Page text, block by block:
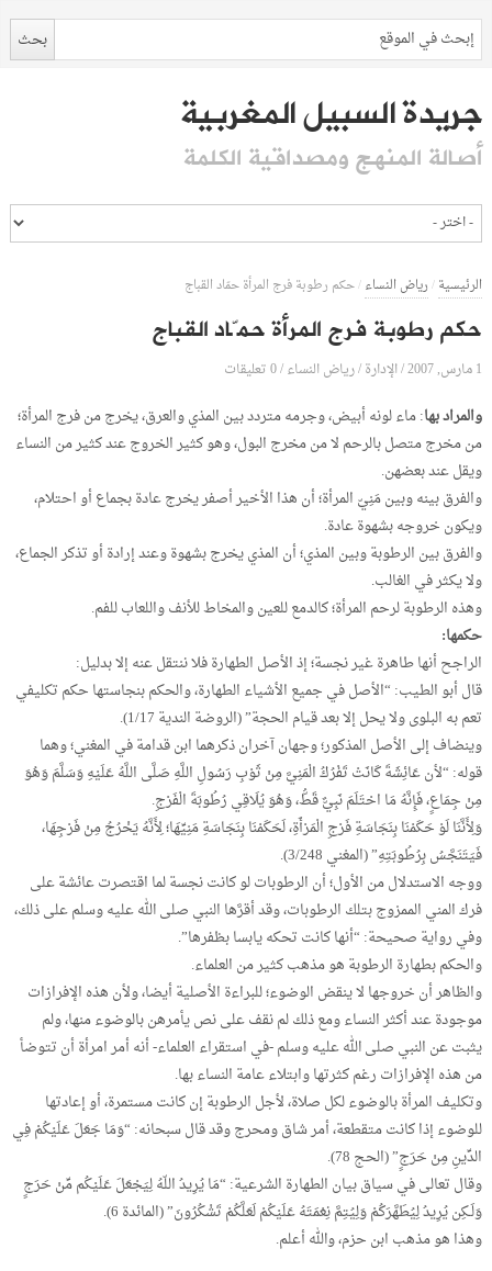
جريدة السبيل المغربية
أصالة المنهج ومصداقية الكلمة
الرئيسية/رياض النساء/حكم رطوبة فرج المرأة حمّاد القباج
حكم رطوبة فرج المرأة حمّاد القباج
1 مارس, 2007 /الإدارة/رياض النساء/0 تعليقات
والمراد بها: ماء لونه أبيض، وجرمه متردد بين المذي والعرق، يخرج من فرج المرأة؛
من مخرج متصل بالرحم لا من مخرج البول، وهو كثير الخروج عند كثير من النساء
ويقل عند بعضهن.
والفرق بينه وبين مَنِيّ المرأة؛ أن هذا الأخير أصفر يخرج عادة بجماع أو احتلام،
ويكون خروجه بشهوة عادة.
والفرق بين الرطوبة وبين المذي؛ أن المذي يخرج بشهوة وعند إرادة أو تذكر الجماع،
ولا يكثر في الغالب.
وهذه الرطوبة لرحم المرأة؛ كالدمع للعين والمخاط للأنف واللعاب للفم.
حكمها:
الراجح أنها طاهرة غير نجسة؛ إذ الأصل الطهارة فلا ننتقل عنه إلا بدليل:
قال أبو الطيب: “الأصل في جميع الأشياء الطهارة، والحكم بنجاستها حكم تكليفي
تعم به البلوى ولا يحل إلا بعد قيام الحجة” (الروضة الندية 1/17).
وينضاف إلى الأصل المذكور؛ وجهان آخران ذكرهما ابن قدامة في المغني؛ وهما
قوله: “لأن عَائِشَةَ كَانَتْ تَفْرُكُ الْمَنِيَّ مِنْ ثَوْبِ رَسُولِ اللَّهِ صَلَّى اللَّهُ عَلَيْهِ وَسَلَّمَ وَهُوَ
مِنْ جِمَاعٍ، فَإِنَّهُ مَا احْتَلَمَ نَبِيٌّ قَطُّ، وَهُوَ يُلَاقِي رُطُوبَةَ الْفَرْجِ.
وَلِأَنَّنَا لَوْ حَكَمْنَا بِنَجَاسَةِ فَرْجِ الْمَرْأَةِ، لَحَكَمْنَا بِنَجَاسَةِ مَنِيِّهَا؛ لِأَنَّهُ يَخْرُجُ مِنْ فَرْجِهَا،
فَيَتَنَجَّسُ بِرُطُوبَتِهِ” (المغني 3/248).
ووجه الاستدلال من الأول؛ أن الرطوبات لو كانت نجسة لما اقتصرت عائشة على
فرك المني الممزوج بتلك الرطوبات، وقد أقرَّها النبي صلى الله عليه وسلم على ذلك،
وفي رواية صحيحة: “أنها كانت تحكه يابسا بظفرها”.
والحكم بطهارة الرطوبة هو مذهب كثير من العلماء.
والظاهر أن خروجها لا ينقض الوضوء؛ للبراءة الأصلية أيضا، ولأن هذه الإفرازات
موجودة عند أكثر النساء ومع ذلك لم نقف على نص يأمرهن بالوضوء منها، ولم
يثبت عن النبي صلى الله عليه وسلم -في استقراء العلماء- أنه أمر امرأة أن تتوضأ
من هذه الإفرازات رغم كثرتها وابتلاء عامة النساء بها.
وتكليف المرأة بالوضوء لكل صلاة، لأجل الرطوبة إن كانت مستمرة، أو إعادتها
للوضوء إذا كانت متقطعة، أمر شاق ومحرج وقد قال سبحانه: “وَمَا جَعَلَ عَلَيْكُمْ فِي
الدِّينِ مِنْ حَرَجٍ” (الحج 78).
وقال تعالى في سياق بيان الطهارة الشرعية: “مَا يُرِيدُ اللّهُ لِيَجْعَلَ عَلَيْكُم مِّنْ حَرَجٍ
وَلَـكِن يُرِيدُ لِيُطَهَّرَكُمْ وَلِيُتِمَّ نِعْمَتَهُ عَلَيْكُمْ لَعَلَّكُمْ تَشْكُرُونَ” (المائدة 6).
وهذا هو مذهب ابن حزم، والله أعلم.